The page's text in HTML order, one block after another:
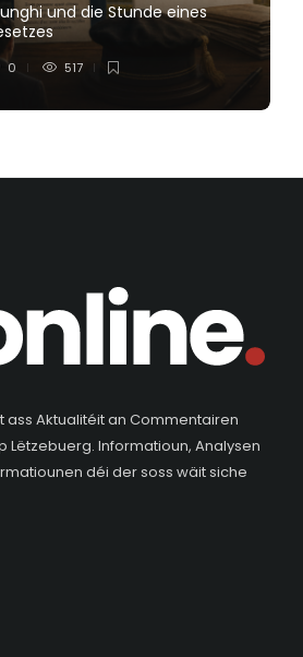
und die Stunde eines
0 517
ass Aktualitéit an Commentairen
Lëtzebuerg. Informatioun, Analysen
déi der soss wäit siche